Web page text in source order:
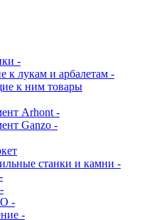
-
к лукам и арбалетам -
к ним товары
Arhont -
Ganzo -
станки и камни -
-
-